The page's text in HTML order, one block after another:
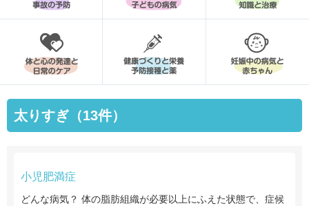
太りすぎ（13件）
小児肥満症
どんな病気？ 体の脂肪組織が必要以上にふえた状態で、症候